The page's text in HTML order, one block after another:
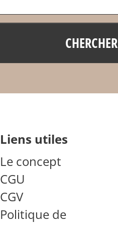
CHERCHER
liens utiles
Le concept
CGU
CGV
Politique de